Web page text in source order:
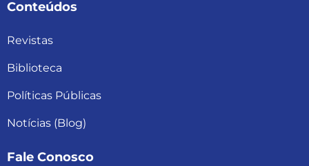
Conteúdos
Revistas
Biblioteca
Políticas Públicas
Notícias (Blog)
Fale Conosco